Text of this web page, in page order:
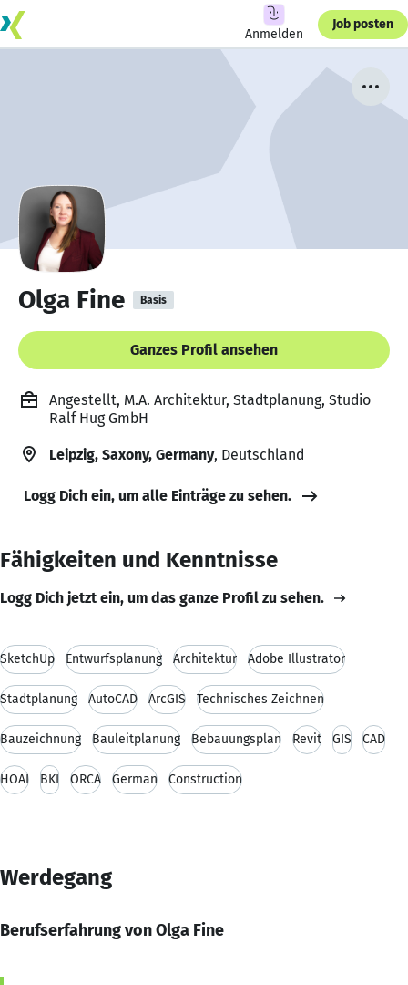
Anmelden
Job posten
Olga Fine Basis
Ganzes Profil ansehen
Angestellt, M.A. Architektur, Stadtplanung, Studio
Ralf Hug GmbH
Leipzig, Saxony, Germany, Deutschland
Logg Dich ein, um alle Einträge zu sehen.
Fähigkeiten und Kenntnisse
Logg Dich jetzt ein, um das ganze Profil zu sehen.
SketchUp Entwurfsplanung Architektur Adobe Illustrator
Stadtplanung AutoCAD ArcGIS Technisches Zeichnen
Bauzeichnung Bauleitplanung Bebauungsplan Revit GIS CAD
HOAI BKI ORCA German Construction
Werdegang
Berufserfahrung von Olga Fine